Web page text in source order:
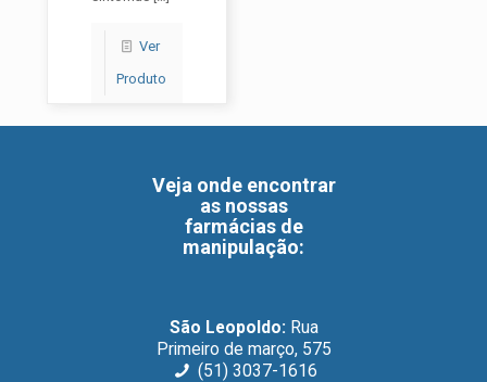
Ver
Produto
Veja onde encontrar
as nossas
farmácias de
manipulação:
São Leopoldo: Rua
Primeiro de março, 575
(51) 3037-1616